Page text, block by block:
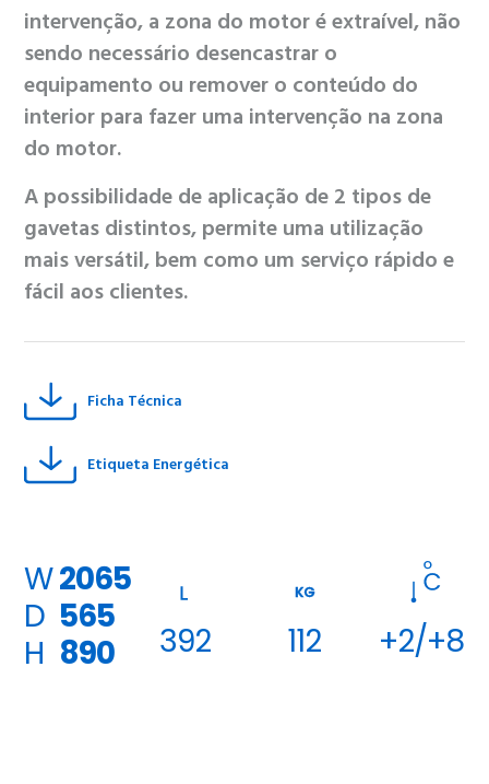
intervenção, a zona do motor é extraível, não
sendo necessário desencastrar o
equipamento ou remover o conteúdo do
interior para fazer uma intervenção na zona
do motor.
A possibilidade de aplicação de 2 tipos de
gavetas distintos, permite uma utilização
mais versátil, bem como um serviço rápido e
fácil aos clientes.
Ficha Técnica
Etiqueta Energética
W2065
D 565
H 890 392
KG
112 +2/+8